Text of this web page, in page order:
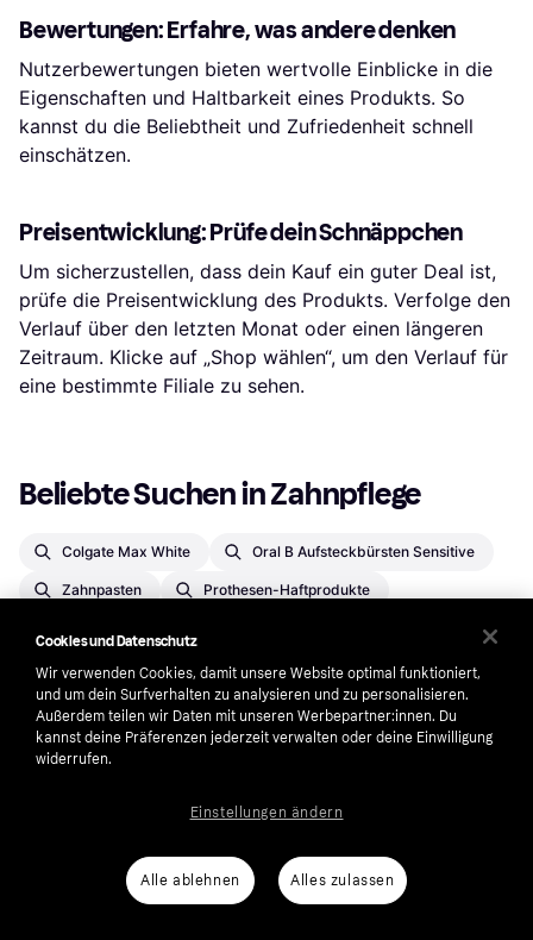
Bewertungen: Erfahre, was andere denken
Nutzerbewertungen bieten wertvolle Einblicke in die
Eigenschaften und Haltbarkeit eines Produkts. So
kannst du die Beliebtheit und Zufriedenheit schnell
einschätzen.
Preisentwicklung: Prüfe dein Schnäppchen
Um sicherzustellen, dass dein Kauf ein guter Deal ist,
prüfe die Preisentwicklung des Produkts. Verfolge den
Verlauf über den letzten Monat oder einen längeren
Zeitraum. Klicke auf „Shop wählen“, um den Verlauf für
eine bestimmte Filiale zu sehen.
Beliebte Suchen in Zahnpflege
Colgate Max White Oral B Aufsteckbürsten Sensitive
Zahnpasten Prothesen-Haftprodukte
Zahnprothesen & Aufbissschienen Zahnaufhellung
Mundspülungen
Zahnbürsten, Zahnpasten & Mundspülungen
Zahnseide & Zahnstocher Interdentalbürsten
Zahnbürsten Zahnseiden Oral-B Zahnpflege
Marvis Zahnpasten Aufbissschienen
Cookies und Datenschutz
Wir verwenden Cookies, damit unsere Website optimal funktioniert,
und um dein Surfverhalten zu analysieren und zu personalisieren.
Außerdem teilen wir Daten mit unseren Werbepartner:innen. Du
kannst deine Präferenzen jederzeit verwalten oder deine Einwilligung
widerrufen.
Alle ablehnen Alles zulassen
Einstellungen ändern